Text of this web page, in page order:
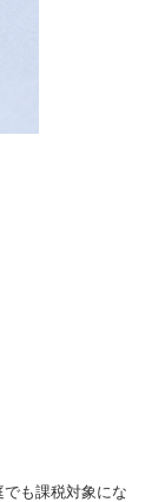
でも課税対象にな